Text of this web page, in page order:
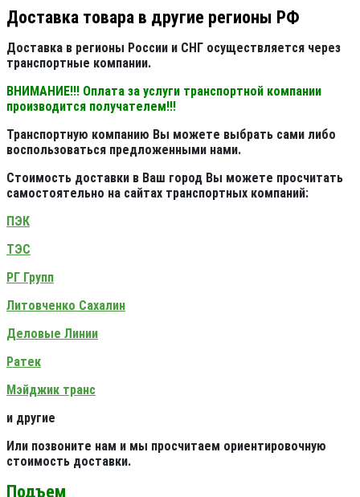
Доставка товара в другие регионы РФ
Доставка в регионы России и СНГ осуществляется через
транспортные компании.
ВНИМАНИЕ!!! Оплата за услуги транспортной компании
производится получателем!!!
Транспортную компанию Вы можете выбрать сами либо
воспользоваться предложенными нами.
Стоимость доставки в Ваш город Вы можете просчитать
самостоятельно на сайтах транспортных компаний:
ПЭК
ТЭС
РГ Групп
Литовченко Сахалин
Деловые Линии
Ратек
Мэйджик транс
и другие
Или позвоните нам и мы просчитаем ориентировочную
стоимость доставки.
Подъем